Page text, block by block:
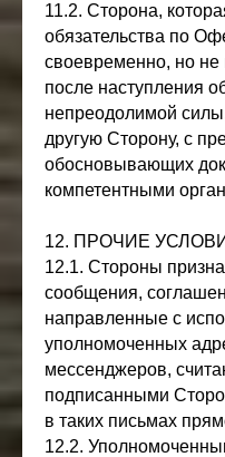
11.2. Сторона,
обязательства по
своевременно, но не
после наступления
непреодолимой
другую Сторону, с
обосновывающих
компетентными
12. ПРОЧИЕ
12.1. Стороны
сообщения,
направленные с
уполномоченных
мессенджеров,
подписанными
в таких письмах
12.2.